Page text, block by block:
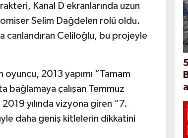
Kanal D ekranlarında uzun
Selim Dağdelen rolü oldu.
canlandıran Celiloğlu, bu projeyle
2013 yapımı “Tamam
bağlamaya çalışan Temmuz
yılında vizyona giren “7.
daha geniş kitlelerin dikkatini